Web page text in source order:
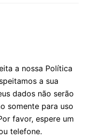
a nossa Política
a sua
dados não serão
somente para uso
favor, espere um
telefone.